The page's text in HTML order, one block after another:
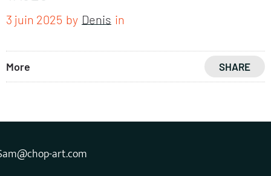
3 juin 2025 by Denis in
More SHARE
art.com